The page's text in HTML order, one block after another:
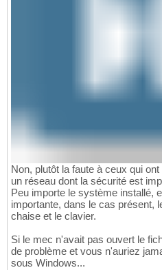
Non, plutôt la faute à ceux qui
un réseau dont la sécurité est
Peu importe le système installé,
importante, dans le cas présent,
chaise et le clavier.
Si le mec n'avait pas ouvert le
de problème et vous n'auriez
sous Windows...